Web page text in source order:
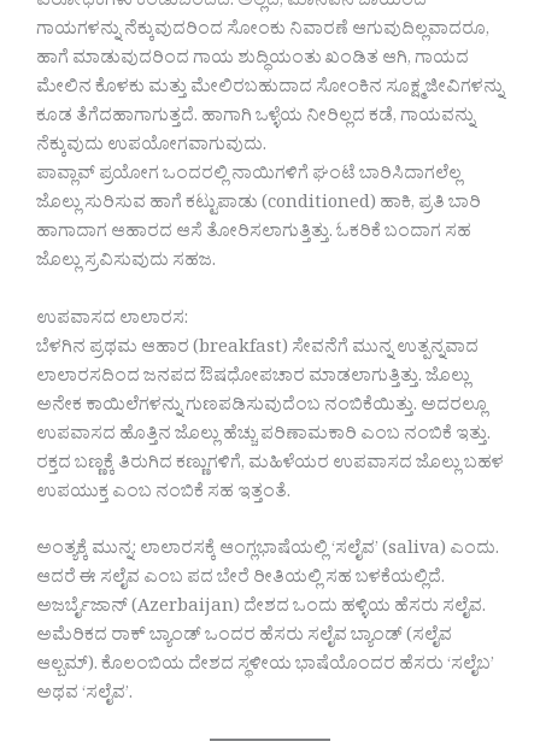
ಗಾಯಗಳನ್ನು ನೆಕ್ಕುವುದರಿಂದ ಸೋಂಕು ನಿವಾರಣೆ ಆಗುವುದಿಲ್ಲವಾದರೂ,
ಹಾಗೆ ಮಾಡುವುದರಿಂದ ಗಾಯ ಶುದ್ಧಿಯಂತು ಖಂಡಿತ ಆಗಿ, ಗಾಯದ
ಮೇಲಿನ ಕೊಳಕು ಮತ್ತು ಮೇಲಿರಬಹುದಾದ ಸೋಂಕಿನ ಸೂಕ್ಷ್ಮಜೀವಿಗಳನ್ನು
ಕೂಡ ತೆಗೆದಹಾಗಾಗುತ್ತದೆ. ಹಾಗಾಗಿ ಒಳ್ಳೆಯ ನೀರಿಲ್ಲದ ಕಡೆ, ಗಾಯವನ್ನು
ನೆಕ್ಕುವುದು ಉಪಯೋಗವಾಗುವುದು.
ಪಾವ್ಲಾವ್ ಪ್ರಯೋಗ ಒಂದರಲ್ಲಿ ನಾಯಿಗಳಿಗೆ ಘಂಟೆ ಬಾರಿಸಿದಾಗಲೆಲ್ಲ
ಜೊಲ್ಲು ಸುರಿಸುವ ಹಾಗೆ ಕಟ್ಟುಪಾಡು (conditioned) ಹಾಕಿ, ಪ್ರತಿ ಬಾರಿ
ಹಾಗಾದಾಗ ಆಹಾರದ ಆಸೆ ತೋರಿಸಲಾಗುತ್ತಿತ್ತು. ಓಕರಿಕೆ ಬಂದಾಗ ಸಹ
ಜೊಲ್ಲು ಸ್ರವಿಸುವುದು ಸಹಜ.
ಉಪವಾಸದ ಲಾಲಾರಸ:
ಬೆಳಗಿನ ಪ್ರಥಮ ಆಹಾರ (breakfast) ಸೇವನೆಗೆ ಮುನ್ನ ಉತ್ಪನ್ನವಾದ
ಲಾಲಾರಸದಿಂದ ಜನಪದ ಔಷಧೋಪಚಾರ ಮಾಡಲಾಗುತ್ತಿತ್ತು. ಜೊಲ್ಲು
ಅನೇಕ ಕಾಯಿಲೆಗಳನ್ನು ಗುಣಪಡಿಸುವುದೆಂಬ ನಂಬಿಕೆಯಿತ್ತು. ಅದರಲ್ಲೂ
ಉಪವಾಸದ ಹೊತ್ತಿನ ಜೊಲ್ಲು ಹೆಚ್ಚು ಪರಿಣಾಮಕಾರಿ ಎಂಬ ನಂಬಿಕೆ ಇತ್ತು.
ರಕ್ತದ ಬಣ್ಣಕ್ಕೆ ತಿರುಗಿದ ಕಣ್ಣುಗಳಿಗೆ, ಮಹಿಳೆಯರ ಉಪವಾಸದ ಜೊಲ್ಲು ಬಹಳ
ಉಪಯುಕ್ತ ಎಂಬ ನಂಬಿಕೆ ಸಹ ಇತ್ತಂತೆ.
ಅಂತ್ಯಕ್ಕೆ ಮುನ್ನ: ಲಾಲಾರಸಕ್ಕೆ ಆಂಗ್ಲಭಾಷೆಯಲ್ಲಿ ‘ಸಲೈವ’ (saliva) ಎಂದು.
ಆದರೆ ಈ ಸಲೈವ ಎಂಬ ಪದ ಬೇರೆ ರೀತಿಯಲ್ಲಿ ಸಹ ಬಳಕೆಯಲ್ಲಿದೆ.
ಅಜರ್ಬೈಜಾನ್ (Azerbaijan) ದೇಶದ ಒಂದು ಹಳ್ಳಿಯ ಹೆಸರು ಸಲೈವ.
ಅಮೆರಿಕದ ರಾಕ್ ಬ್ಯಾಂಡ್ ಒಂದರ ಹೆಸರು ಸಲೈವ ಬ್ಯಾಂಡ್ (ಸಲೈವ
ಆಲ್ಬಮ್). ಕೊಲಂಬಿಯ ದೇಶದ ಸ್ಥಳೀಯ ಭಾಷೆಯೊಂದರ ಹೆಸರು ‘ಸಲೈಬ’
ಅಥವ ‘ಸಲೈವ’.